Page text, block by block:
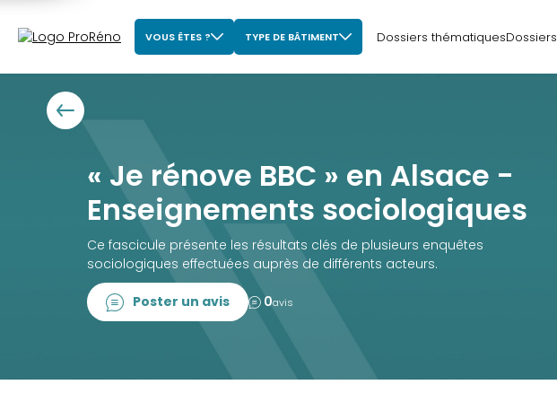
VOUS ÊTES ? TYPE DE BÂTIMENT Dossiers thématiquesDossiers
« Je rénove BBC » en Alsace -
Enseignements sociologiques
Ce fascicule présente les résultats clés de plusieurs enquêtes
sociologiques effectuées auprès de différents acteurs.
Poster un avis 0avis